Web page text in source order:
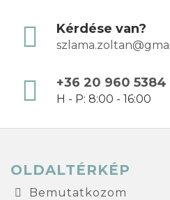
Kérdése van?
+36 20 960 5384
H - P: 8:00 - 16:00
OLDALTÉRKÉP
Bemutatkozom